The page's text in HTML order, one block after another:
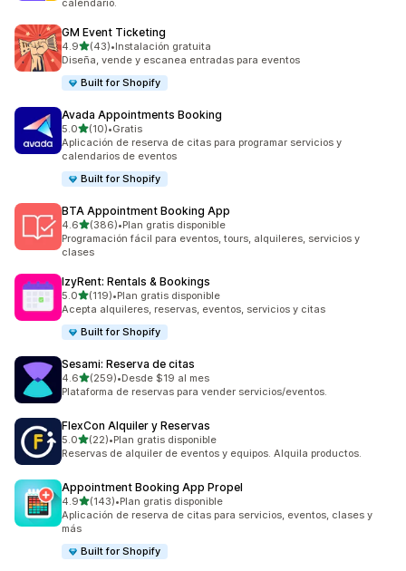
calendario.
GM Event Ticketing
4.9de 5 estrellas
(43)
43 reseñas en total
•Instalación gratuita
Diseña, vende y escanea entradas para eventos
Built for Shopify
Avada Appointments Booking
5.0de 5 estrellas
(10)
10 reseñas en total
•Gratis
Aplicación de reserva de citas para programar servicios y
calendarios de eventos
Built for Shopify
BTA Appointment Booking App
4.6de 5 estrellas
(386)
386 reseñas en total
•Plan gratis disponible
Programación fácil para eventos, tours, alquileres, servicios y
clases
IzyRent: Rentals & Bookings
5.0de 5 estrellas
(119)
119 reseñas en total
•Plan gratis disponible
Acepta alquileres, reservas, eventos, servicios y citas
Built for Shopify
Sesami: Reserva de citas
4.6de 5 estrellas
(259)
259 reseñas en total
•Desde $19 al mes
Plataforma de reservas para vender servicios/eventos.
FlexCon Alquiler y Reservas
5.0de 5 estrellas
(22)
22 reseñas en total
•Plan gratis disponible
Reservas de alquiler de eventos y equipos. Alquila productos.
Appointment Booking App Propel
4.9de 5 estrellas
(143)
143 reseñas en total
•Plan gratis disponible
Aplicación de reserva de citas para servicios, eventos, clases y
más
Built for Shopify